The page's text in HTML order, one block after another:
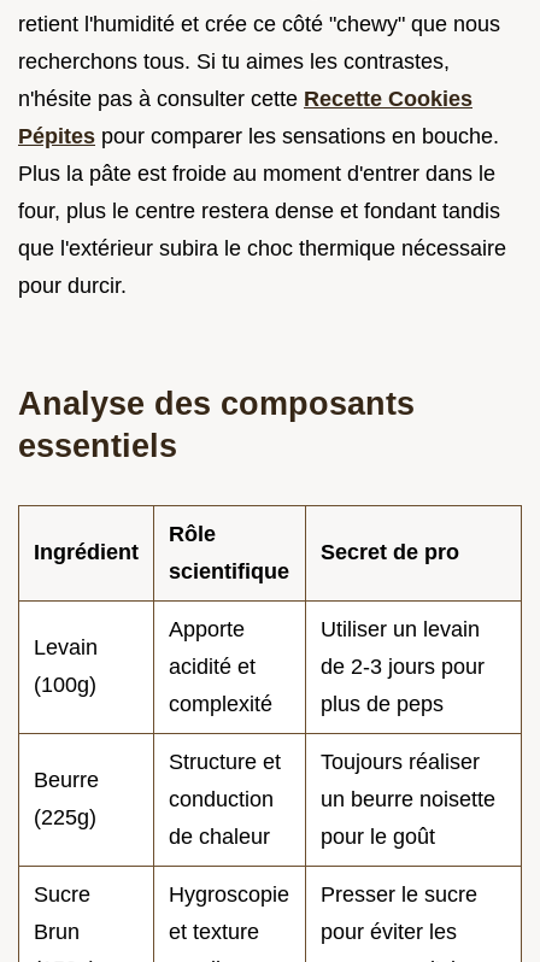
retient l'humidité et crée ce côté "chewy" que nous
recherchons tous. Si tu aimes les contrastes,
n'hésite pas à consulter cette Recette Cookies
Pépites pour comparer les sensations en bouche.
Plus la pâte est froide au moment d'entrer dans le
four, plus le centre restera dense et fondant tandis
que l'extérieur subira le choc thermique nécessaire
pour durcir.
Analyse des composants
essentiels
Ingrédient
Rôle
scientifique
Secret de pro
Levain
(100g)
Apporte
acidité et
complexité
Utiliser un levain
de 2-3 jours pour
plus de peps
Beurre
(225g)
Structure et
conduction
de chaleur
Toujours réaliser
un beurre noisette
pour le goût
Sucre
Brun
Hygroscopie
et texture
Presser le sucre
pour éviter les